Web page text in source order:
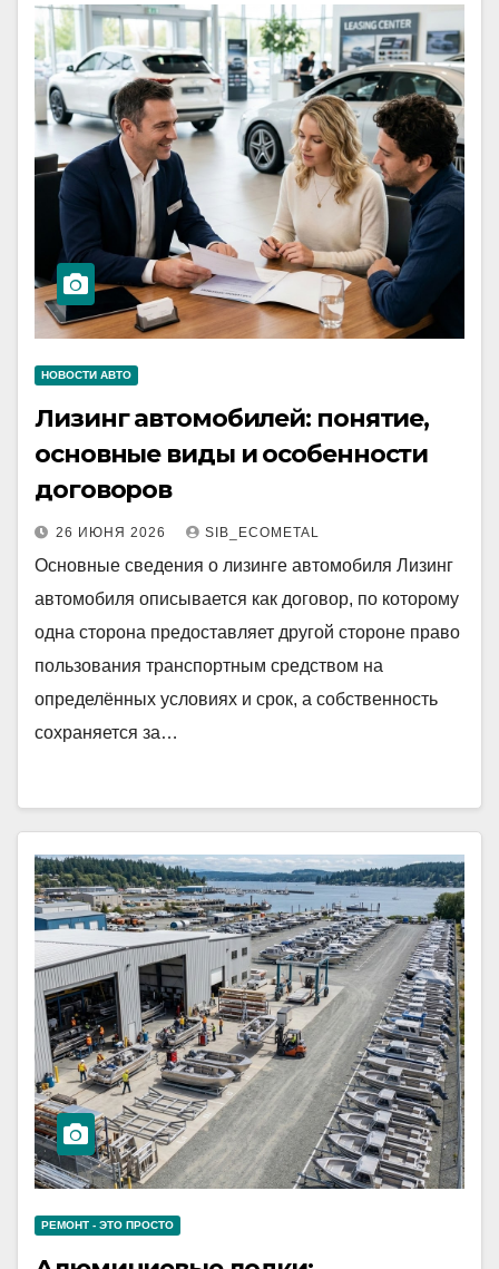
НОВОСТИ АВТО
Лизинг автомобилей: понятие,
основные виды и особенности
договоров
26 ИЮНЯ 2026 SIB_ECOMETAL
Основные сведения о лизинге автомобиля Лизинг
автомобиля описывается как договор, по которому
одна сторона предоставляет другой стороне право
пользования транспортным средством на
определённых условиях и срок, а собственность
сохраняется за…
РЕМОНТ - ЭТО ПРОСТО